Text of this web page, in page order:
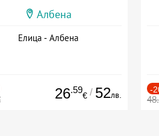
Албена
Елица - Албена
26.59
€ / 52лв.
-